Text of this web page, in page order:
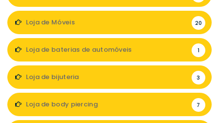
Loja de Móveis 20
Loja de baterias de automóveis 1
Loja de bijuteria 3
Loja de body piercing 7